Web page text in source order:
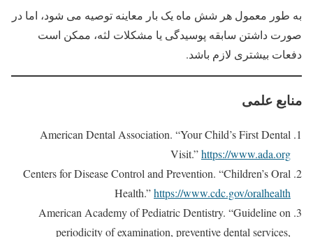
به طور معمول هر شش ماه یک بار معاینه توصیه می شود، اما در
صورت داشتن سابقه پوسیدگی یا مشکلات لثه، ممکن است
دفعات بیشتری لازم باشد.
منابع علمی
American Dental Association. “Your Child’s First Dental
Visit.”https://www.ada.org
Centers for Disease Control and Prevention. “Children’s Oral
Health.”https://www.cdc.gov/oralhealth
American Academy of Pediatric Dentistry. “Guideline on
periodicity of examination, preventive dental services,